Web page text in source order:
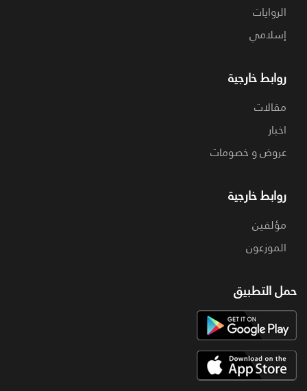
الروايات
إسلامي
روابط خارجية
مقالات
اخبار
عروض و خصومات
روابط خارجية
مؤلفين
الموزعون
حمل التطبيق